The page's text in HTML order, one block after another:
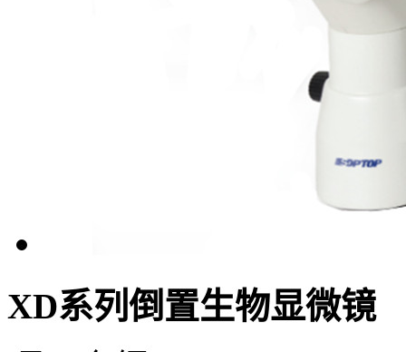
XD系列倒置生物显微镜